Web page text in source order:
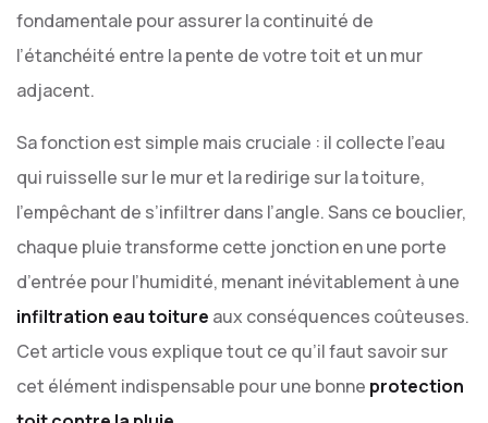
fondamentale pour assurer la continuité de
l’étanchéité entre la pente de votre toit et un mur
adjacent.
Sa fonction est simple mais cruciale : il collecte l’eau
qui ruisselle sur le mur et la redirige sur la toiture,
l’empêchant de s’infiltrer dans l’angle. Sans ce bouclier,
chaque pluie transforme cette jonction en une porte
d’entrée pour l’humidité, menant inévitablement à une
infiltration eau toiture aux conséquences coûteuses.
Cet article vous explique tout ce qu’il faut savoir sur
cet élément indispensable pour une bonne protection